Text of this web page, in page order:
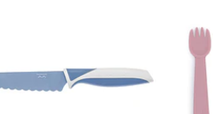
Azul